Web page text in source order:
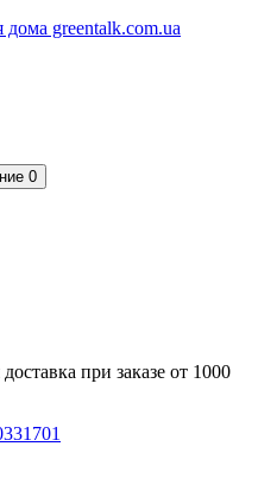
0
при заказе от 1000